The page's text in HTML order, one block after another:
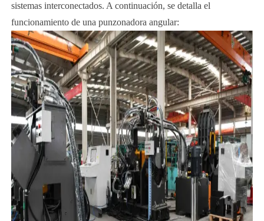
sistemas interconectados. A continuación, se detalla el
funcionamiento de una punzonadora angular: